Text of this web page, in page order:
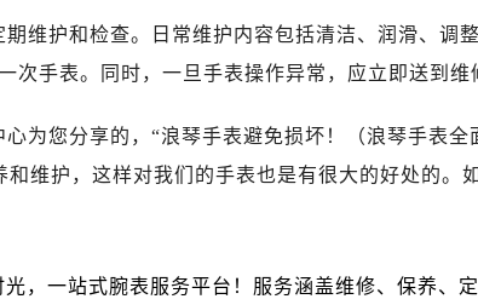
东路39号勒泰中心写字楼B座13层07室（需提前预约）
街88号华侨城长安国际中心E座6楼10室（需提前预约
道100号万达广场写字楼A座10层1002室（需提前预约
道1800号腾达中心东1幢20楼2002室（需提前预约）
特市玉泉区大学西街70号华润万象城写字楼（鄂尔多
民权路28号英利国际金融中心写字楼20层01室（需提
维护和检查。日常维护内容包括清洁、润滑、调
次手表。同时，一旦手表操作异常，应立即送到维
心为您分享的，“浪琴手表避免损坏！（浪琴手表
维护，这样对我们的手表也是有很大的好处的。